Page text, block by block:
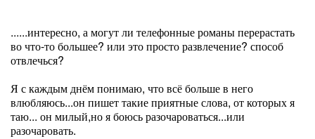
......интересно, а могут ли телефонные романы перерастать
во что-то большее? или это просто развлечение? способ
отвлечься?
Я с каждым днём понимаю, что всё больше в него
влюбляюсь...он пишет такие приятные слова, от которых я
таю... он милый,но я боюсь разочароваться...или
разочаровать.